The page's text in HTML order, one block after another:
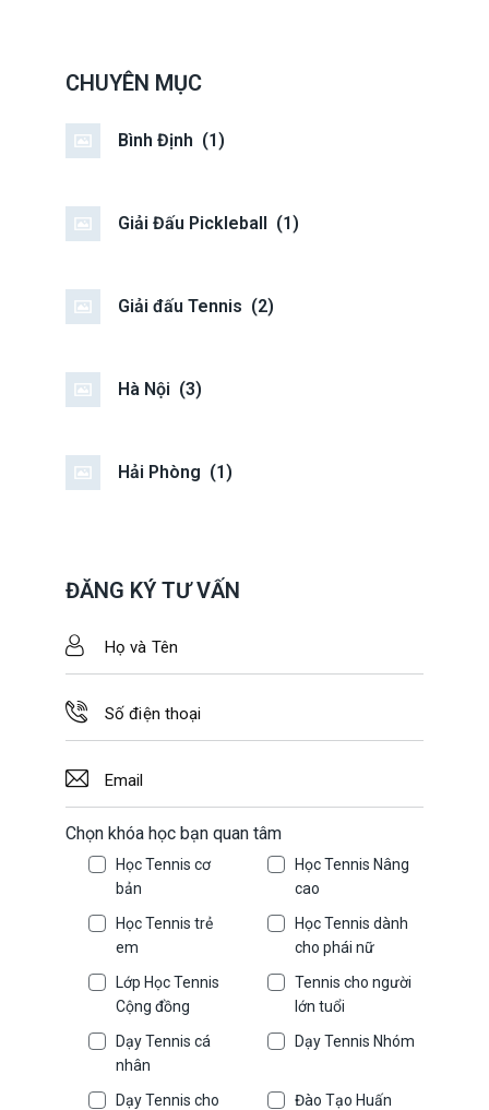
CHUYÊN MỤC
Bình Định (1)
Giải Đấu Pickleball (1)
Giải đấu Tennis (2)
Hà Nội (3)
Hải Phòng (1)
ĐĂNG KÝ TƯ VẤN
Chọn khóa học bạn quan tâm
Học Tennis cơ
bản
Học Tennis Nâng
cao
Học Tennis trẻ
em
Học Tennis dành
cho phái nữ
Lớp Học Tennis
Cộng đồng
Tennis cho người
lớn tuổi
Dạy Tennis cá
nhân
Dạy Tennis Nhóm
Dạy Tennis cho Đào Tạo Huấn